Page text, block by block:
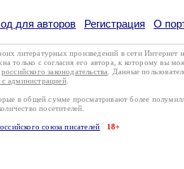
для авторов Регистрация О
литературных произведений в сети Интернет
только с согласия его автора, к которому вы
российского законодательства . Данные
с администрацией.
в общей сумме просматривают более
посетителей.
союза писателей 18+